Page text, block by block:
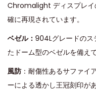
Chromalight ディスプレイ
確に再現されています。
ベゼル： 904Lグレードのス
たドーム型のベゼルを備え
風防 ：耐傷性あるサファイ
ーによる透かし王冠刻印が